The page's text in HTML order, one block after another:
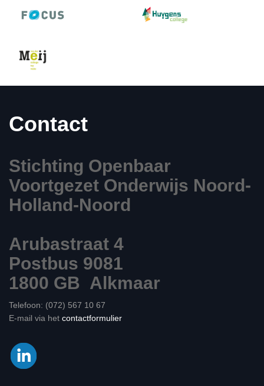
Contact
Stichting Openbaar
Voortgezet Onderwijs Noord-
Holland-Noord
Arubastraat 4
Postbus 9081
1800 GB Alkmaar
Telefoon: (072) 567 10 67
E-mail via het contactformulier